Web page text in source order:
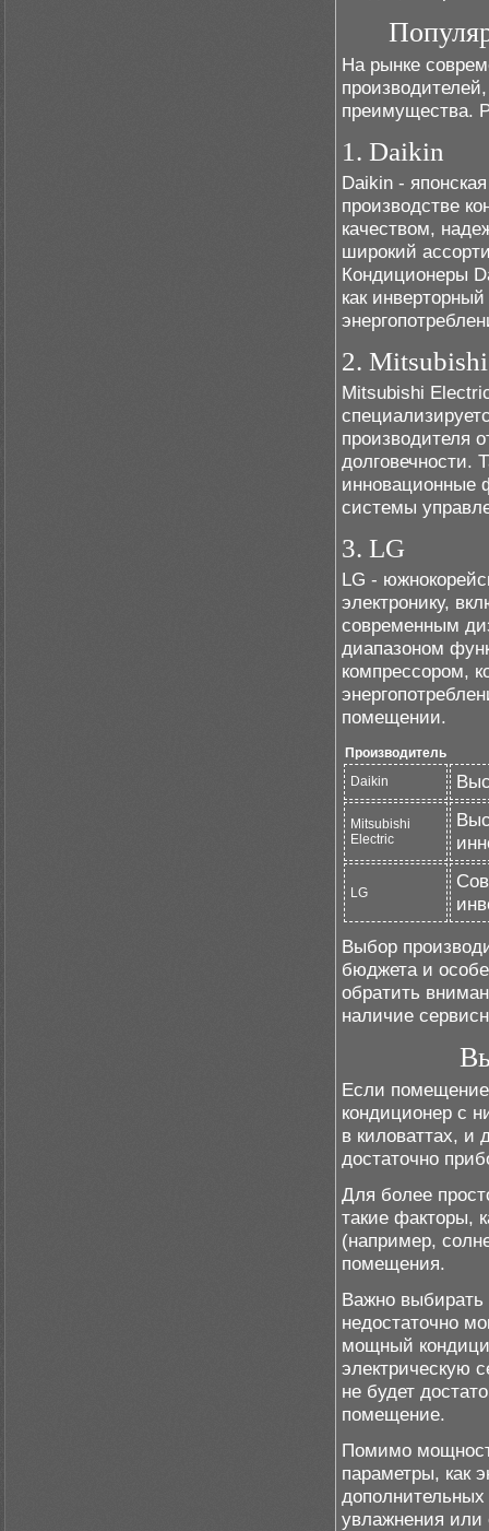
На рынке
преимущества.
1. Daikin
Daikin -
производстве
качеством,
широкий
Кондиционеры
как
2.
Mitsubishi
производителя
долговечности.
инновационные
системы
3. LG
LG -
электронику,
современным
диапазоном
компрессором,
помещении.
Производитель
Daikin
Mitsubishi
Electric
LG
Выбор
бюджета и
обратить
наличие
Если помещение
кондиционер с
в киловаттах,
достаточно
Для более
такие факторы,
(например,
помещения.
Важно выбирать
недостаточно
мощный
электрическую
не будет
помещение.
Помимо
параметры, как
увлажнения или